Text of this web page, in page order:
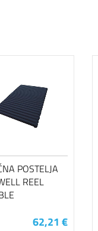
POSTELJA
REEL
62,21 €